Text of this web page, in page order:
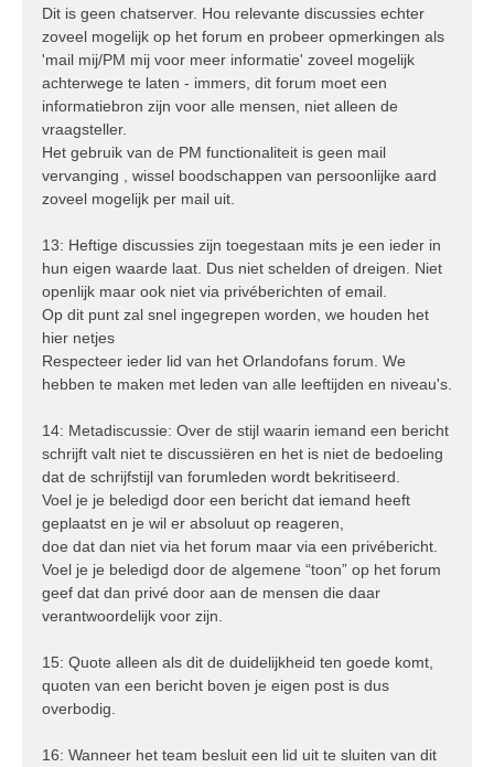
Dit is geen chatserver. Hou relevante discussies echter
zoveel mogelijk op het forum en probeer opmerkingen als
'mail mij/PM mij voor meer informatie' zoveel mogelijk
achterwege te laten - immers, dit forum moet een
informatiebron zijn voor alle mensen, niet alleen de
vraagsteller.
Het gebruik van de PM functionaliteit is geen mail
vervanging , wissel boodschappen van persoonlijke aard
zoveel mogelijk per mail uit.
13: Heftige discussies zijn toegestaan mits je een ieder in
hun eigen waarde laat. Dus niet schelden of dreigen. Niet
openlijk maar ook niet via privéberichten of email.
Op dit punt zal snel ingegrepen worden, we houden het
hier netjes
Respecteer ieder lid van het Orlandofans forum. We
hebben te maken met leden van alle leeftijden en niveau's.
14: Metadiscussie: Over de stijl waarin iemand een bericht
schrijft valt niet te discussiëren en het is niet de bedoeling
dat de schrijfstijl van forumleden wordt bekritiseerd.
Voel je je beledigd door een bericht dat iemand heeft
geplaatst en je wil er absoluut op reageren,
doe dat dan niet via het forum maar via een privébericht.
Voel je je beledigd door de algemene “toon” op het forum
geef dat dan privé door aan de mensen die daar
verantwoordelijk voor zijn.
15: Quote alleen als dit de duidelijkheid ten goede komt,
quoten van een bericht boven je eigen post is dus
overbodig.
16: Wanneer het team besluit een lid uit te sluiten van dit